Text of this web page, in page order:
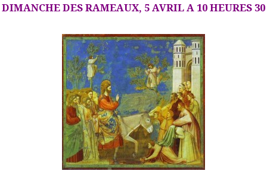
DIMANCHE DES RAMEAUX, 5 AVRIL A 10 HEURES 30